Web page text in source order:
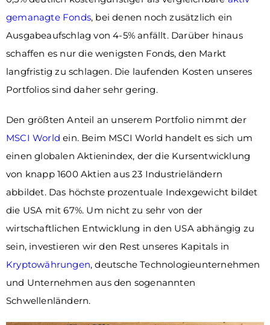
gemanagte Fonds, bei denen noch zusätzlich ein
Ausgabeaufschlag von 4-5% anfällt. Darüber hinaus
schaffen es nur die wenigsten Fonds, den Markt
langfristig zu schlagen. Die laufenden Kosten unseres
Portfolios sind daher sehr gering.
Den größten Anteil an unserem Portfolio nimmt der
MSCI World ein. Beim MSCI World handelt es sich um
einen globalen Aktienindex, der die Kursentwicklung
von knapp 1600 Aktien aus 23 Industrieländern
abbildet. Das höchste prozentuale Indexgewicht bildet
die USA mit 67%. Um nicht zu sehr von der
wirtschaftlichen Entwicklung in den USA abhängig zu
sein, investieren wir den Rest unseres Kapitals in
Kryptowährungen, deutsche Technologieunternehmen
und Unternehmen aus den sogenannten
Schwellenländern.